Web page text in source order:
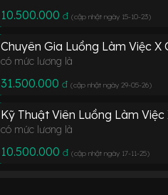
10.500.000 đ (cập nhật ngày 15-10-23)
Chuyên Gia Luồng Làm Việc X
có mức lương là
31.500.000 đ (cập nhật ngày 29-05-26)
Kỹ Thuật Viên Luồng Làm Việc
có mức lương là
10.500.000 đ (cập nhật ngày 17-11-25)